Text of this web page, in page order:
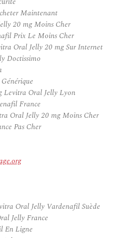
Maintenant
20 mg Moins Cher
Prix Le Moins Cher
Oral Jelly 20 mg Sur Internet
Doctissimo
Levitra Oral Jelly Lyon
France
Oral Jelly 20 mg Moins Cher
Pas Cher
Oral Jelly Vardenafil Suède
Jelly France
En Ligne